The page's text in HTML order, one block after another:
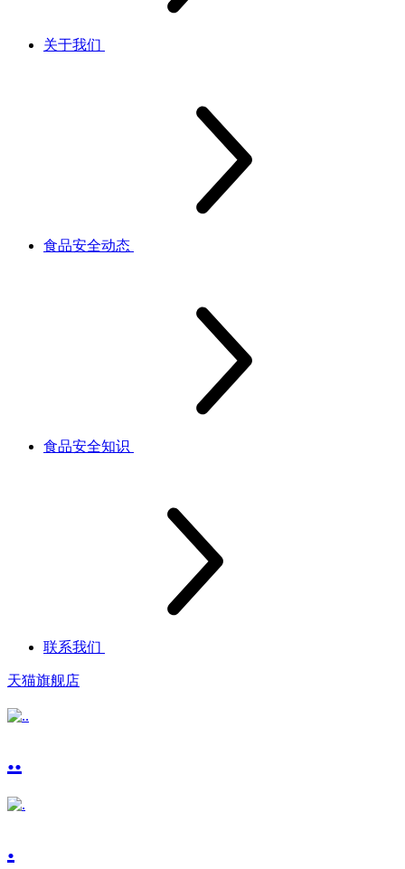
关于我们
食品安全动态
食品安全知识
联系我们
天猫旗舰店
..
.